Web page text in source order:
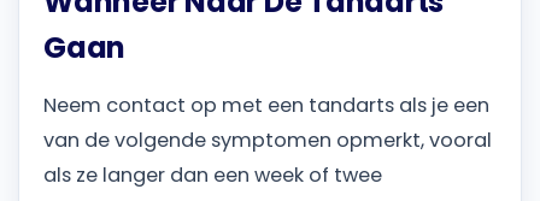
Gaan
Neem contact op met een tandarts als je een
van de volgende symptomen opmerkt, vooral
als ze langer dan een week of twee